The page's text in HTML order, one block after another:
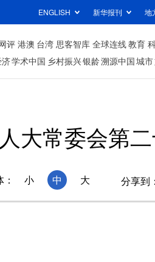
ENGLISH 新华报刊 地
评 港澳 台湾 思客智库 全球连线教育
学术中国 乡村振兴银龄溯源中国城市
大常委会第
小 中 大 分享到：